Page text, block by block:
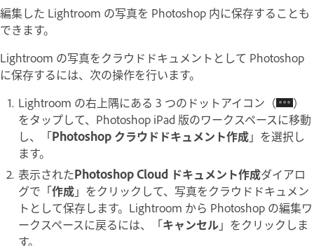
編集した Lightroom の写真を Photoshop 内に保存することも
できます。
Lightroom の写真をクラウドドキュメントとして Photoshop
に保存するには、次の操作を行います。
Lightroom の右上隅にある 3 つのドットアイコン（
）
をタップして、Photoshop iPad 版のワークスペースに移動
し、「Photoshop クラウドドキュメント作成」を選択し
ます。
表示されたPhotoshop Cloud ドキュメント作成ダイアロ
グで「作成」をクリックして、写真をクラウドドキュメン
トとして保存します。Lightroom から Photoshop の編集ワ
ークスペースに戻るには、「キャンセル」をクリックしま
す。